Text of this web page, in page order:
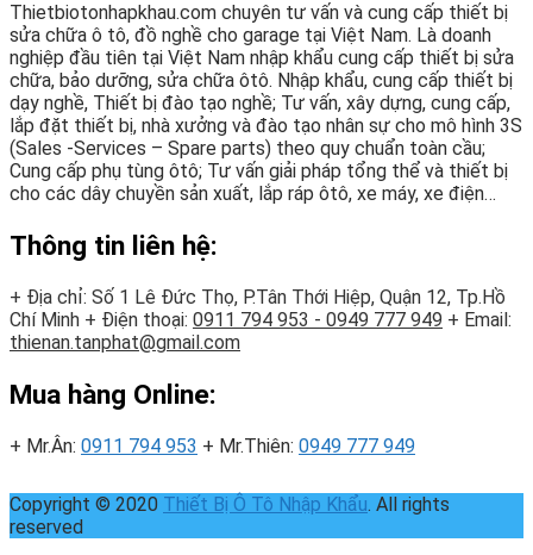
Thietbiotonhapkhau.com chuyên tư vấn và cung cấp thiết bị
sửa chữa ô tô, đồ nghề cho garage tại Việt Nam. Là doanh
nghiệp đầu tiên tại Việt Nam nhập khẩu cung cấp thiết bị sửa
chữa, bảo dưỡng, sửa chữa ôtô. Nhập khẩu, cung cấp thiết bị
dạy nghề, Thiết bị đào tạo nghề; Tư vấn, xây dựng, cung cấp,
lắp đặt thiết bị, nhà xưởng và đào tạo nhân sự cho mô hình 3S
(Sales -Services – Spare parts) theo quy chuẩn toàn cầu;
Cung cấp phụ tùng ôtô; Tư vấn giải pháp tổng thể và thiết bị
cho các dây chuyền sản xuất, lắp ráp ôtô, xe máy, xe điện…
Thông tin liên hệ:
+ Địa chỉ: Số 1 Lê Đức Thọ, P.Tân Thới Hiệp, Quận 12, Tp.Hồ
Chí Minh + Điện thoại: 0911 794 953 - 0949 777 949 + Email:
thienan.tanphat@gmail.com
Mua hàng Online:
+ Mr.Ân: 0911 794 953 + Mr.Thiên: 0949 777 949
Copyright © 2020 Thiết Bị Ô Tô Nhập Khẩu. All rights
reserved